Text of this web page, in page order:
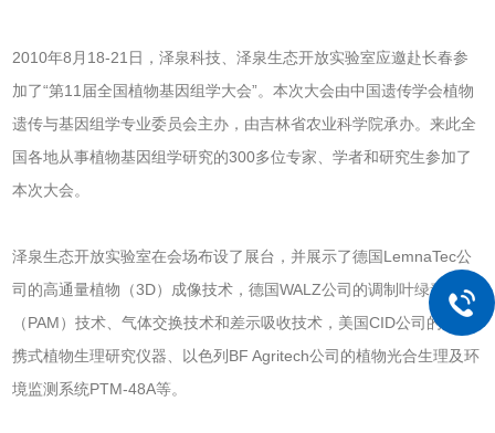
2010年8月18-21日，泽泉科技、泽泉生态开放实验室应邀赴长春参
加了“第11届全国植物基因组学大会”。本次大会由中国遗传学会植物
遗传与基因组学专业委员会主办，由吉林省农业科学院承办。来此全
国各地从事植物基因组学研究的300多位专家、学者和研究生参加了
本次大会。
泽泉生态开放实验室在会场布设了展台，并展示了德国LemnaTec公
司的高通量植物（3D）成像技术，德国WALZ公司的调制叶绿素荧光
（PAM）技术、气体交换技术和差示吸收技术，美国CID公司的超便
携式植物生理研究仪器、以色列BF Agritech公司的植物光合生理及环
境监测系统PTM-48A等。